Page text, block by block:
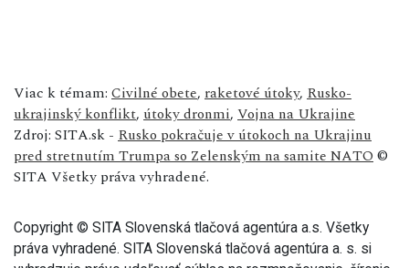
Viac k témam: Civilné obete, raketové útoky, Rusko-
ukrajinský konflikt, útoky dronmi, Vojna na Ukrajine
Zdroj: SITA.sk - Rusko pokračuje v útokoch na Ukrajinu
pred stretnutím Trumpa so Zelenským na samite NATO ©
SITA Všetky práva vyhradené.
Copyright © SITA Slovenská tlačová agentúra a.s. Všetky
práva vyhradené. SITA Slovenská tlačová agentúra a. s. si